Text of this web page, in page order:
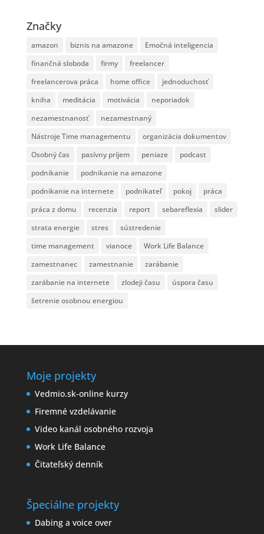
Značky
amazon biznis na amazone
Emočná inteligencia
finančná sloboda
firmy
freelancer
freelancerova práca
home office
jednoduchosť
kniha
meditácia motivácia
neporiadok
nezamestnanosť
nezamestnaný
Nástroje Time managementu
organizácia dokumentov
Osobný čas
pasívny príjem peniaze
podcast
podnikanie
podnikanie na amazone
podnikanie na internete
podnikateľ pokoj
práca
práca z domu
recenzia report sebareflexia
slider
strata energie
stres
sústredenie
time management
vianoce
Work Life Balance
zamestnanec
zamestnanie
zarábanie
zarábanie na internete
zlodeji času
úspora času
šetrenie osobnou energiou
Moje projekty
Vedmio.sk-online kurzy
Firemné vzdelávanie
Video kanál osobného rozvoja
Work Life Balance
Čitateľský denník
Špeciálne projekty
Dabing a voice over